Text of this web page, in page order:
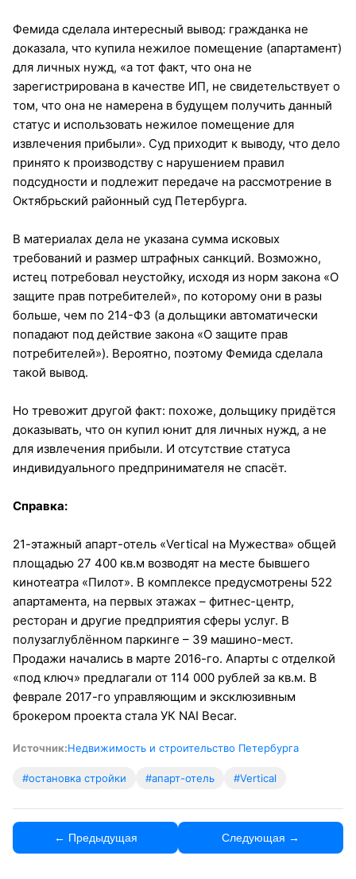
Фемида сделала интересный вывод: гражданка не
доказала, что купила нежилое помещение (апартамент)
для личных нужд, «а тот факт, что она не
зарегистрирована в качестве ИП, не свидетельствует о
том, что она не намерена в будущем получить данный
статус и использовать нежилое помещение для
извлечения прибыли». Суд приходит к выводу, что дело
принято к производству с нарушением правил
подсудности и подлежит передаче на рассмотрение в
Октябрьский районный суд Петербурга.
В материалах дела не указана сумма исковых
требований и размер штрафных санкций. Возможно,
истец потребовал неустойку, исходя из норм закона «О
защите прав потребителей», по которому они в разы
больше, чем по 214-ФЗ (а дольщики автоматически
попадают под действие закона «О защите прав
потребителей»). Вероятно, поэтому Фемида сделала
такой вывод.
Но тревожит другой факт: похоже, дольщику придётся
доказывать, что он купил юнит для личных нужд, а не
для извлечения прибыли. И отсутствие статуса
индивидуального предпринимателя не спасёт.
Справка:
21-этажный апарт-отель «Vertical на Мужества» общей
площадью 27 400 кв.м возводят на месте бывшего
кинотеатра «Пилот». В комплексе предусмотрены 522
апартамента, на первых этажах – фитнес-центр,
ресторан и другие предприятия сферы услуг. В
полузаглублённом паркинге – 39 машино-мест.
Продажи начались в марте 2016-го. Апарты с отделкой
«под ключ» предлагали от 114 000 рублей за кв.м. В
феврале 2017-го управляющим и эксклюзивным
брокером проекта стала УК NAI Becar.
Источник:Недвижимость и строительство Петербурга
#остановка стройки #апарт-отель #Vertical
← Предыдущая Следующая →